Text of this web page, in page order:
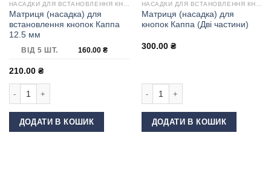
Матриця (насадка) для
встановлення кнопок Каппа
12.5 мм
ВІД 5 ШТ. 160.00 ₴
210.00 ₴
ДОДАТИ В КОШИК
Матриця (насадка) для
кнопок Каппа (Дві частини)
300.00 ₴
ДОДАТИ В КОШИК